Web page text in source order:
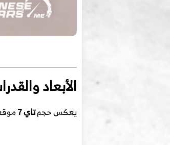
الأبعاد
يعكس حجمتاي 7 موقعه بين طرازي